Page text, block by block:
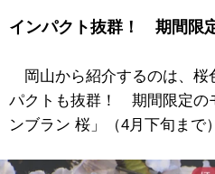
インパクト抜群！ 期間限
岡山から紹介するのは、桜
パクトも抜群！ 期間限定の
ンブラン 桜」（4月下旬まで